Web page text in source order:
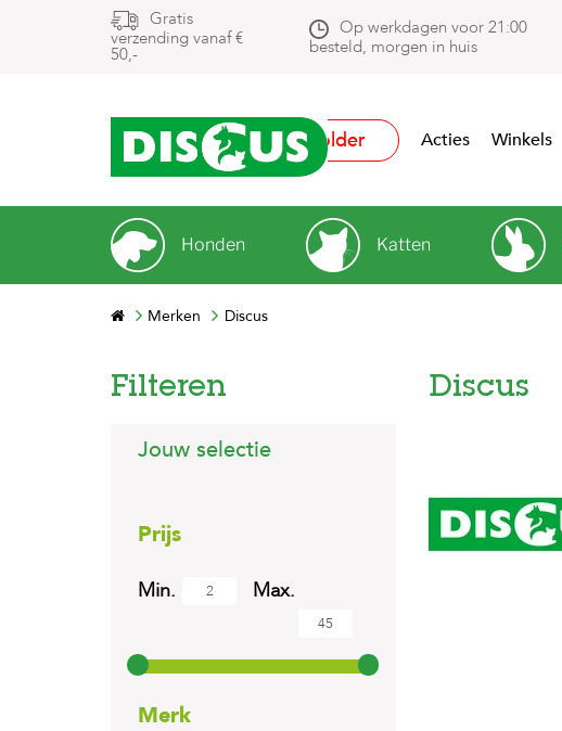
Gratis
verzending vanaf €
50,-
Op werkdagen voor 21:00
besteld, morgen in huis
Folder Acties Winkels
Honden Katten
Merken Discus
Filteren
Jouw selectie
Prijs
Min. Max.
Merk
Discus